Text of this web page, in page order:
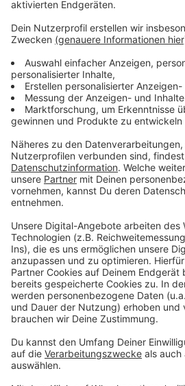
Zu den Aufgaben gehören das
Gefangenen, die Versorgung und
Justizminister Peter Biesenbach
Hehl daraus, dass die Arbeit
Schließlich hat man es oft mit
depressiven oder gewaltbereiten
Anzeige
Mit dem "Knast-O-Mat" zum
Für alle Interessierten hat das
Mat” online gestellt: Eine Seite
von 20 Fragen testen kann, ob
etwas für einen ist. Den Link zum
sinn.justiz.nrw/knast-o-mat